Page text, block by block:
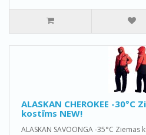
ALASKAN CHEROKEE -30°C
kostīms NEW!
ALASKAN SAVOONGA -35°C Ziemas